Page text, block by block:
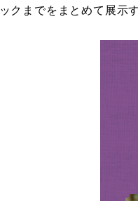
ックまでをまとめて展示